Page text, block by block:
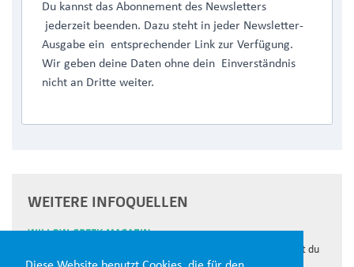
Du kannst das Abonnement des Newsletters
jederzeit beenden. Dazu steht in jeder Newsletter-
Ausgabe ein entsprechender Link zur Verfügung.
Wir geben deine Daten ohne dein Einverständnis
nicht an Dritte weiter.
WEITERE INFOQUELLEN
WILLOW CREEK MAGAZIN
Im 3x jährlich erscheinenden WILLOW CREEK MAGAZIN findest du